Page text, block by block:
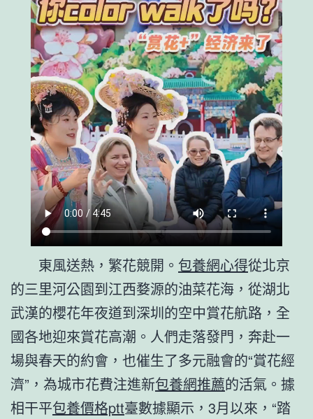
東風送熱，繁花競開。 包養網心得從北京
的三里河公園到江西婺源的油菜花海，從湖北
武漢的櫻花年夜道到深圳的空中賞花航路，全
國各地迎來賞花高潮。人們走落發門，奔赴一
場與春天的約會，也催生了多元融會的“賞花經
濟”，為城市花費注進新包養網推薦的活氣。據
相干平包養價格ptt臺數據顯示，3月以來，“踏